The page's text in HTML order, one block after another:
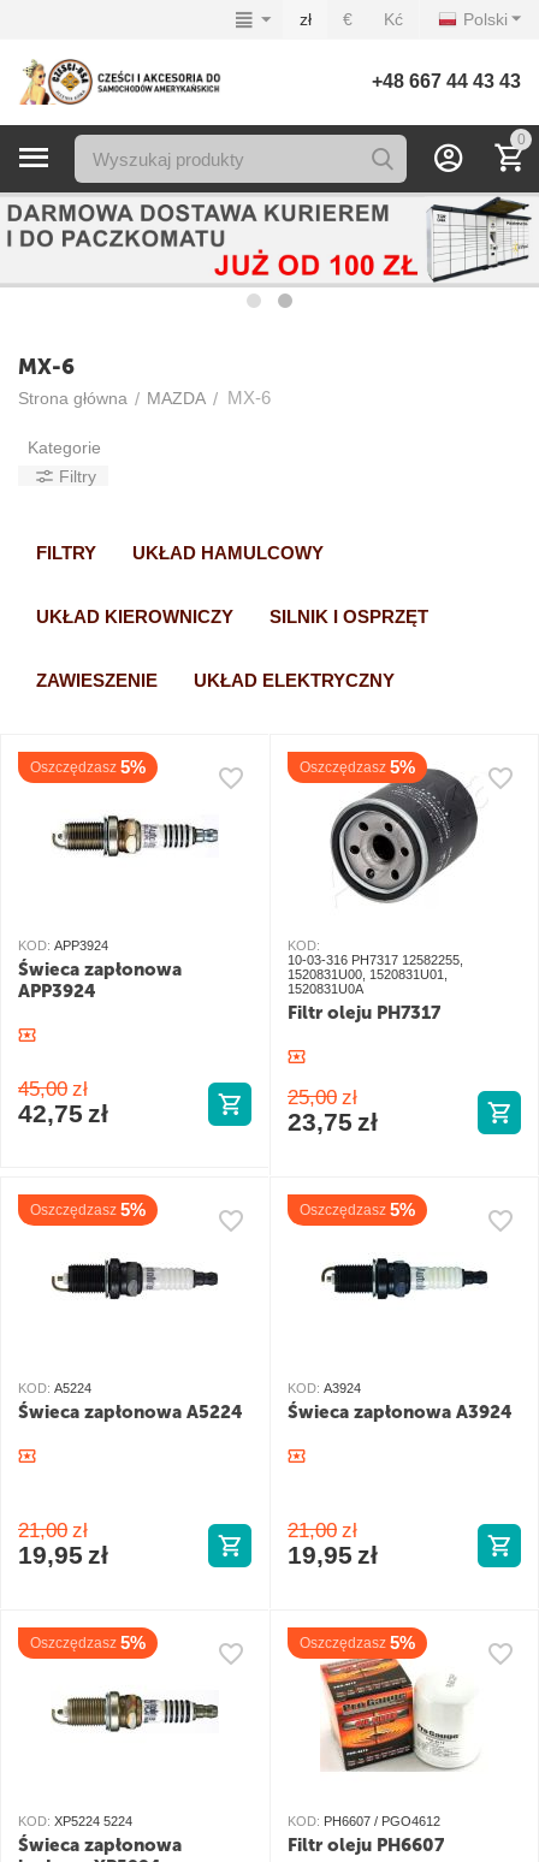
Polski
zł € Kć
+48 667 44 43 43
0
MX-6
Strona główna / MAZDA / MX-6
Kategorie
Filtry
FILTRY UKŁAD HAMULCOWY
UKŁAD KIEROWNICZY SILNIK I OSPRZĘT
ZAWIESZENIE UKŁAD ELEKTRYCZNY
Oszczędzasz 5%
KOD: APP3924
Świeca zapłonowa
APP3924
45,00 zł
42,75 zł
Oszczędzasz 5%
KOD:
10-03-316 PH7317 12582255,
1520831U00, 1520831U01,
1520831U0A
Filtr oleju PH7317
25,00 zł
23,75 zł
Oszczędzasz 5%
KOD: A5224
Świeca zapłonowa A5224
21,00 zł
19,95 zł
Oszczędzasz 5%
KOD: A3924
Świeca zapłonowa A3924
21,00 zł
19,95 zł
Oszczędzasz 5%
KOD: XP5224 5224
Świeca zapłonowa
Oszczędzasz 5%
KOD: PH6607 / PGO4612
Filtr oleju PH6607